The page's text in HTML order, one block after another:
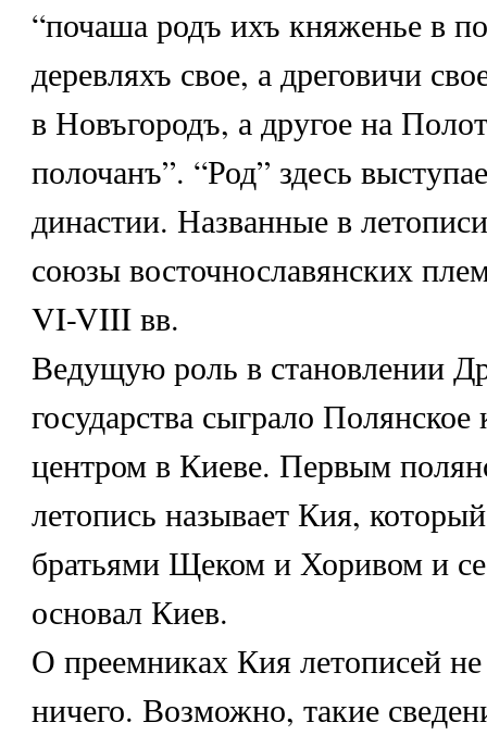
“почаша родъ ихъ княженье в
деревляхъ свое, а дреговичи
в Новъгородъ, а другое на
полочанъ”. “Род” здесь
династии. Названные в
союзы восточнославянских
VI-VIII вв.
Ведущую роль в становлении
государства сыграло Полянское
центром в Киеве. Первым
летопись называет Кия,
братьями Щеком и Хоривом и
основал Киев.
О преемниках Кия летописей не
ничего. Возможно, такие